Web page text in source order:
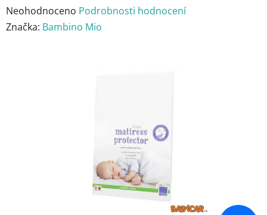
Průměrné
hodnocení
Neohodnoceno Podrobnosti hodnocení
Značka: Bambino Mio